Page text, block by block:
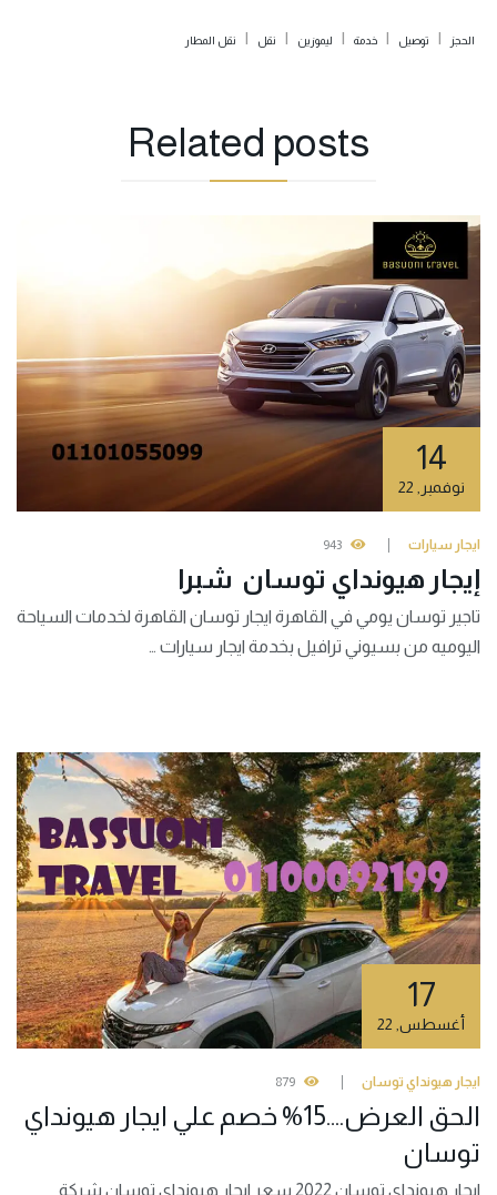
الحجز | توصيل | خدمة | ليموزين | نقل | نقل المطار
Related posts
14
نوفمبر ,
ايجار سيارات 943
إيجار هيونداي توسان شبرا
تاجير توسان يومي في القاهرة ايجار توسان القاهرة لخدمات السياحة
اليوميه من بسيوني ترافيل بخدمة ايجار سيارات …
17
أغسطس,
ايجار هيونداي توسان 879
الحق العرض….15% خصم علي ايجار هيونداي
توسان
ايجار هيونداي توسان 2022 سعر ايجار هيونداي توسان شركة